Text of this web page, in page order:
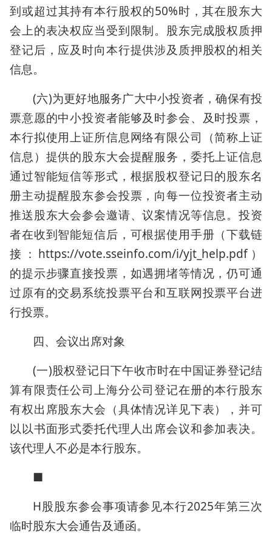
到或超过其持有本行股权的50%时，其在股东大
会上的表决权应当受到限制。股东完成股权质押
登记后，应及时向本行提供涉及质押股权的相关
信息。
(六)为更好地服务广大中小投资者，确保有投
票意愿的中小投资者能够及时参会、及时投票，
本行拟使用上证所信息网络有限公司（简称上证
信息）提供的股东大会提醒服务，委托上证信息
通过智能短信等形式，根据股权登记日的股东名
册主动提醒股东参会投票，向每一位投资者主动
推送股东大会参会邀请、议案情况等信息。投资
者在收到智能短信后，可根据使用手册（下载链
接：https://vote.sseinfo.com/i/yjt_help.pdf）
的提示步骤直接投票，如遇拥堵等情况，仍可通
过原有的交易系统投票平台和互联网投票平台进
行投票。
四、会议出席对象
(一)股权登记日下午收市时在中国证券登记结
算有限责任公司上海分公司登记在册的本行股东
有权出席股东大会（具体情况详见下表），并可
以以书面形式委托代理人出席会议和参加表决。
该代理人不必是本行股东。
■
H股股东参会事项请参见本行2025年第三次
临时股东大会通告及通函。